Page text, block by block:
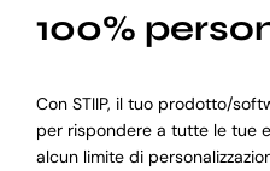
100%
Con STIIP, il tuo prodotto/
per rispondere a tutte le tue
alcun limite di